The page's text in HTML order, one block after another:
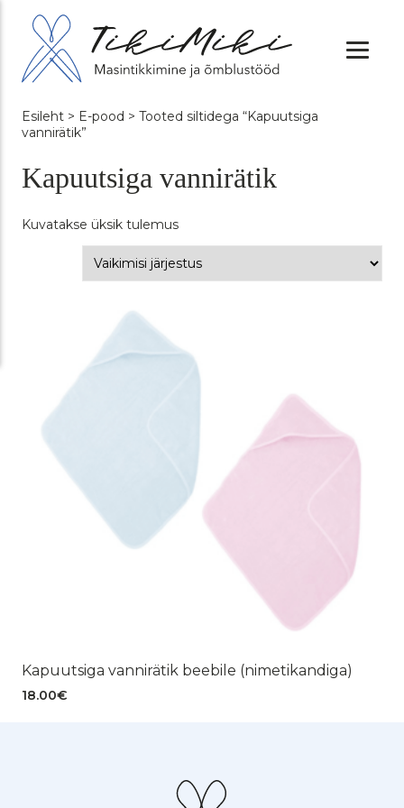
Esileht > E-pood > Tooted siltidega “Kapuutsiga
vannirätik”
Kapuutsiga vannirätik
Kuvatakse üksik tulemus
Kapuutsiga vannirätik beebile (nimetikandiga)
18.00€